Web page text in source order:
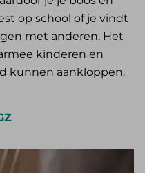
op school of je vindt
met anderen. Het
kinderen en
kunnen aankloppen.